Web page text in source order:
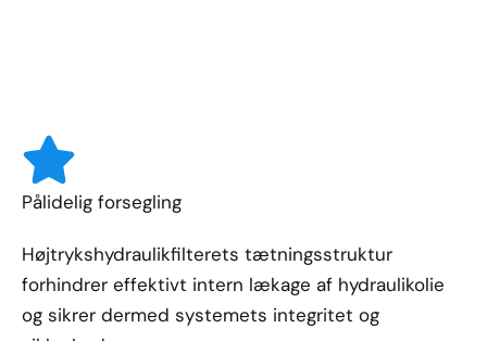
Pålidelig forsegling
Højtrykshydraulikfilterets tætningsstruktur
forhindrer effektivt intern lækage af hydraulikolie
og sikrer dermed systemets integritet og